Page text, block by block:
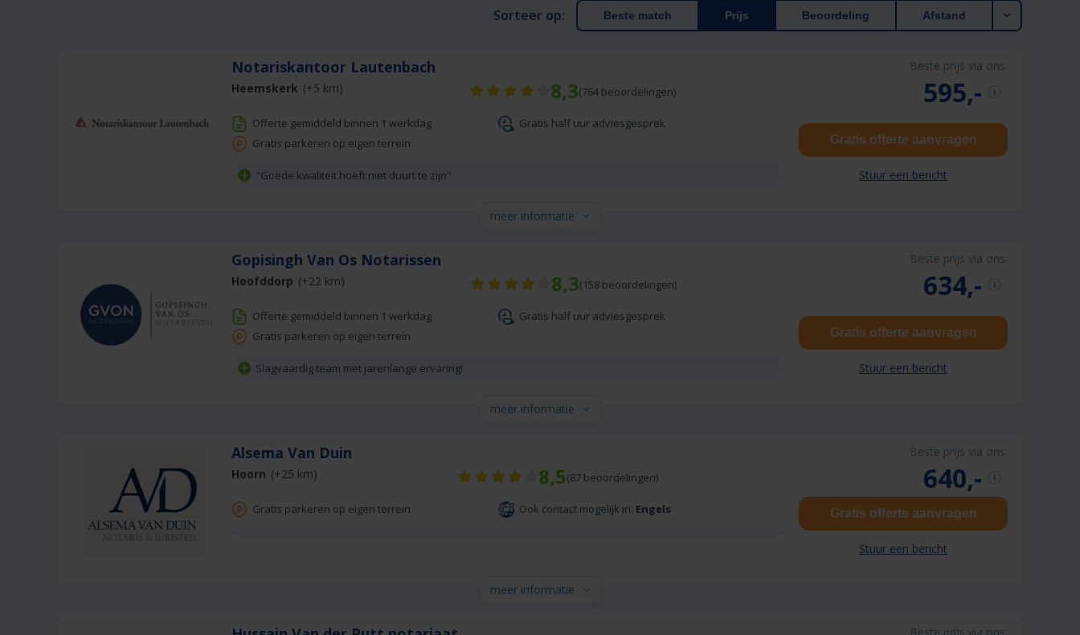
Sorteer op: Beste match Prijs Beoordeling Afstand
Beste prijs via ons:
595,-
Notariskantoor Lautenbach
8,3(764beoordelingen)
Heemskerk (+5 km)
Offerte gemiddeld binnen 1 werkdag
Gratis half uur adviesgesprek
Gratis parkeren op eigen terrein
"Goede kwaliteit hoeft niet duurt te zijn"
Gratis offerte aanvragen
Stuur een bericht
meer informatie
Beste prijs via ons:
634,-
Gopisingh Van Os Notarissen
8,3(158beoordelingen)
Hoofddorp (+22 km)
Offerte gemiddeld binnen 1 werkdag
Gratis half uur adviesgesprek
Gratis parkeren op eigen terrein
Slagvaardig team met jarenlange ervaring!
Gratis offerte aanvragen
Stuur een bericht
meer informatie
Beste prijs via ons:
640,-
Alsema Van Duin
8,5(87 beoordelingen)
Hoorn (+25 km)
Gratis parkeren op eigen terrein Ook contact mogelijk in: Engels Gratis offerte aanvragen
Stuur een bericht
meer informatie